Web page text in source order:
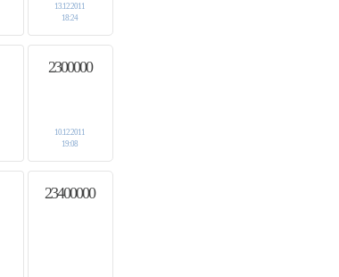
13.12.2011
18:24
2300000
10.12.2011
19:08
23400000